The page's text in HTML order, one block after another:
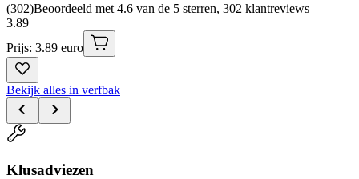
(302)Beoordeeld met 4.6 van de 5 sterren, 302 klantreviews
3.89
Prijs: 3.89 euro
Bekijk alles in verfbak
Klusadviezen